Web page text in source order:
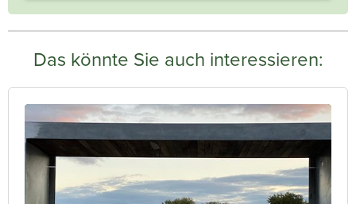
Das könnte Sie auch interessieren: